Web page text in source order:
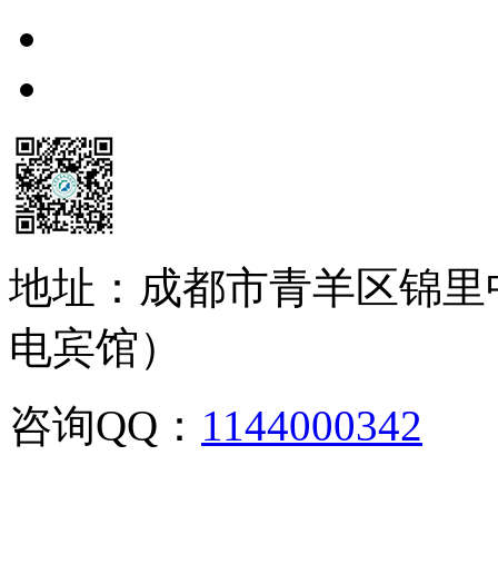
地址：成都市青羊区锦
电宾馆）
咨询QQ： 1144000342